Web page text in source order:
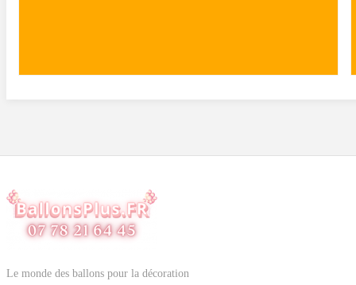
Le monde des ballons pour la décoration